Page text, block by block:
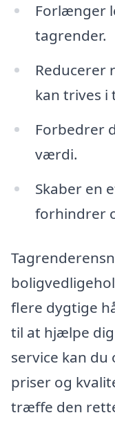
Forlænger
tagrender.
Reducerer
kan trives i
Forbedrer
værdi.
Skaber en
forhindrer
flere dygtige
til at hjælpe
service kan
priser og
træffe den